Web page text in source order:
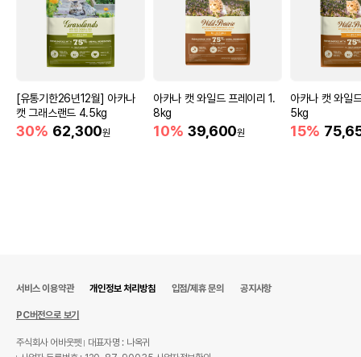
[유통기한26년12월] 아카나
캣 그래스랜드 4.5kg
30% 62,300원
아카나 캣 와일드 프레이리 1.
8kg
10% 39,600원
아카나 캣 와일
5kg
15%
서비스 이용약관 개인정보 처리방침 입점/제휴 문의 공지사항
PC버전으로 보기
주식회사 어바웃펫
대표자명 : 나옥귀